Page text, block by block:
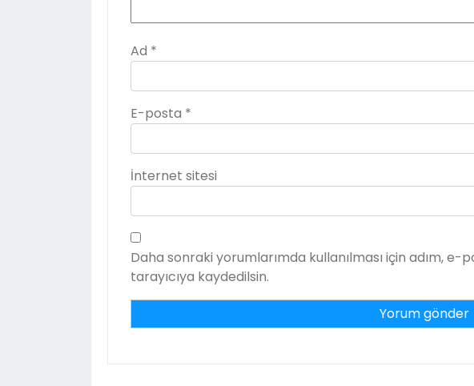
Ad *
E-posta *
İnternet sitesi
Daha sonraki yorumlarımda kullanılması için adım,
tarayıcıya kaydedilsin.